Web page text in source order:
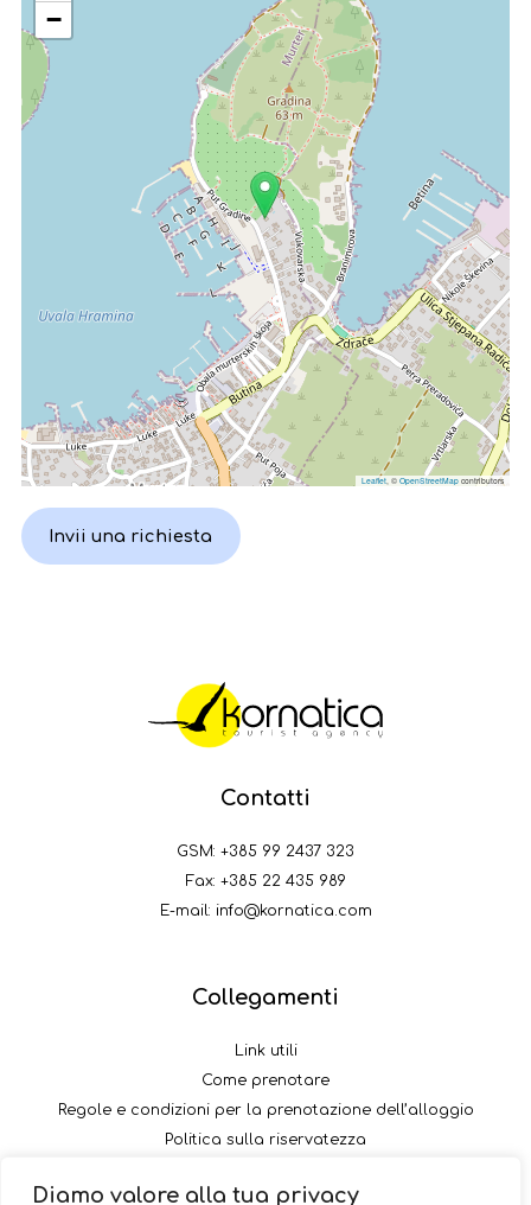
Diamo valore alla tua privacy
−
Leaflet , © OpenStreetMap contributors
Invii una richiesta
Contatti
GSM: +385 99 2437 323
Fax: +385 22 435 989
E-mail: info@kornatica.com
Collegamenti
Link utili
Come prenotare
Regole e condizioni per la prenotazione dell’alloggio
Politica sulla riservatezza